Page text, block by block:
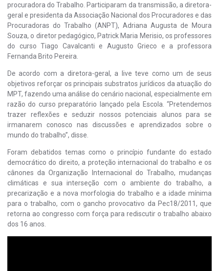
procuradora do Trabalho. Participaram da transmissão, a diretora-
geral e presidenta da Associação Nacional dos Procuradores e das
Procuradoras do Trabalho (ANPT), Adriana Augusta de Moura
Souza, o diretor pedagógico, Patrick Maria Merisio, os professores
do curso Tiago Cavalcanti e Augusto Grieco e a professora
Fernanda Brito Pereira.
De acordo com a diretora-geral, a live teve como um de seus
objetivos reforçar os principais substratos jurídicos da atuação do
MPT, fazendo uma análise do cenário nacional, especialmente em
razão do curso preparatório lançado pela Escola. “Pretendemos
trazer reflexões e seduzir nossos potenciais alunos para se
irmanarem conosco nas discussões e aprendizados sobre o
mundo do trabalho”, disse.
Foram debatidos temas como o princípio fundante do estado
democrático do direito, a proteção internacional do trabalho e os
cânones da Organização Internacional do Trabalho, mudanças
climáticas e sua interseção com o ambiente do trabalho, a
precarização e a nova morfologia do trabalho e a idade mínima
para o trabalho, com o gancho provocativo da Pec18/2011, que
retorna ao congresso com força para rediscutir o trabalho abaixo
dos 16 anos.